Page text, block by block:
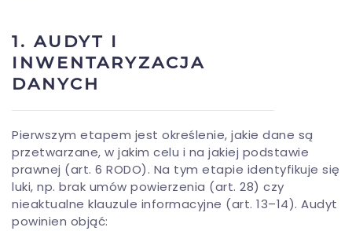
1. AUDYT I
INWENTARYZACJA
DANYCH
Pierwszym etapem jest określenie, jakie dane są
przetwarzane, w jakim celu i na jakiej podstawie
prawnej (art. 6 RODO). Na tym etapie identyfikuje się
luki, np. brak umów powierzenia (art. 28) czy
nieaktualne klauzule informacyjne (art. 13–14). Audyt
powinien objąć: